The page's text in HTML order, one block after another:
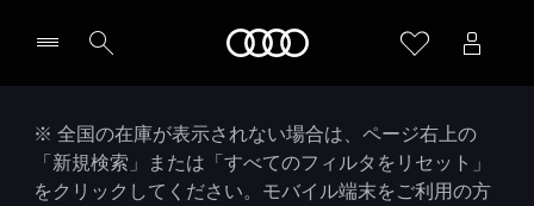
※ 全国の在庫が表示されない場合は、ページ右上の
「新規検索」または「すべてのフィルタをリセット」
をクリックしてください。モバイル端末をご利用の方